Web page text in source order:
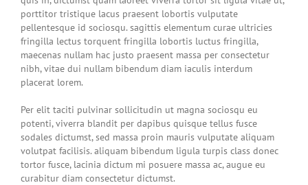
porttitor tristique lacus praesent lobortis vulputate
pellentesque id sociosqu. sagittis elementum curae ultricies
fringilla lectus torquent fringilla lobortis luctus fringilla,
maecenas nullam hac justo praesent massa per consectetur
nibh, vitae dui nullam bibendum diam iaculis interdum
placerat lorem.
Per elit taciti pulvinar sollicitudin ut magna sociosqu eu
potenti, viverra blandit per dapibus quisque tellus fusce
sodales dictumst, sed massa proin mauris vulputate aliquam
volutpat facilisis. aliquam bibendum ligula turpis class donec
tortor fusce, lacinia dictum mi posuere massa ac, augue eu
curabitur diam consectetur dictumst.